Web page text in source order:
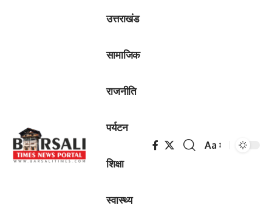
उत्तराखंड
सामाजिक
राजनीति
पर्यटन
शिक्षा
स्वास्थ्य
Font
Aa